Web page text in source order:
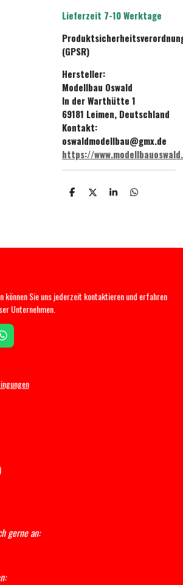
Lieferzeit 7-10 Werktage
(GPSR)
Hersteller:
Modellbau Oswald
In der Warthütte 1
69181 Leimen, Deutschland
Kontakt:
oswaldmodellbau@gmx.de
https://
T T T T
können Sie uns jederzeit kontaktieren und erfahren
Unternehmen.
W
h
s
gerne an: